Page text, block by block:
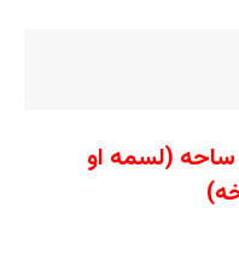
(لسمه او